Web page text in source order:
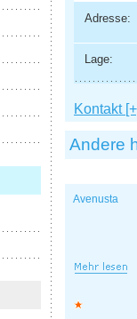
Adresse:
Lage:
Kontakt
Andere
Avenusta